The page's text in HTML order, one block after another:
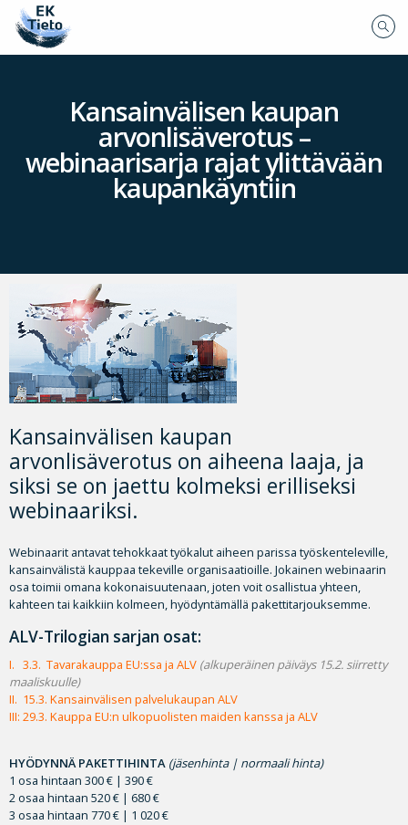
Kansainvälisen kaupan
arvonlisäverotus –
webinaarisarja rajat ylittävään
kaupankäyntiin
Kansainvälisen kaupan
arvonlisäverotus on aiheena laaja, ja
siksi se on jaettu kolmeksi erilliseksi
webinaariksi.
Webinaarit antavat tehokkaat työkalut aiheen parissa työskenteleville,
kansainvälistä kauppaa tekeville organisaatioille. Jokainen webinaarin
osa toimii omana kokonaisuutenaan, joten voit osallistua yhteen,
kahteen tai kaikkiin kolmeen, hyödyntämällä pakettitarjouksemme.
ALV-Trilogian sarjan osat:
I. 3.3. Tavarakauppa EU:ssa ja ALV (alkuperäinen päiväys 15.2. siirretty
maaliskuulle)
II. 15.3. Kansainvälisen palvelukaupan ALV
III: 29.3. Kauppa EU:n ulkopuolisten maiden kanssa ja ALV
HYÖDYNNÄ PAKETTIHINTA (jäsenhinta | normaali hinta)
1 osa hintaan 300 € | 390 €
2 osaa hintaan 520 € | 680 €
3 osaa hintaan 770 € | 1 020 €